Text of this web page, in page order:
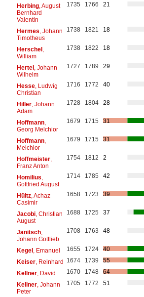
Herbing, August
Bernhard
Valentin
1735 1766 21
Hermes , Johann
Timotheus
1738 1821 18
Herschel,
William
1738 1822 18
Hertel, Johann
Wilhelm
1727 1789 29
Hesse, Ludwig
Christian
1716 1772 40
Hiller, Johann
Adam
1728 1804 28
Hoffmann,
Georg Melchior
1679 1715 31
Hoffmann,
Melchior
1679 1715 31
Hoffmeister,
Franz Anton
1754 1812 2
Homilius
Gottfried August
1714 1785 42
Hültz, Achaz
Casimir
1658 1723 39
Jacobi, Christian
August
1688 1725 37
Janitsch,
Johann Gottlieb
1708 1763 48
Kegel, Emanuel 1655 1724
40
Keiser, Reinhard 1674 1739
55
Kellner, David 1670 1748
64
Kellner, Johann
Peter
1705 1772 51